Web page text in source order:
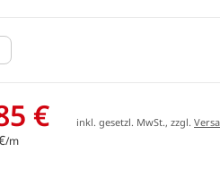
€
/m
inkl. gesetzl. MwSt., zzgl.